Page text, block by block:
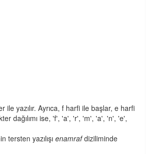
ile yazılır. Ayrıca, f harfi ile başlar, e harfi
dağılımı ise, 'f', 'a', 'r', 'm', 'a', 'n', 'e',
tersten yazılışı enamrafdiziliminde